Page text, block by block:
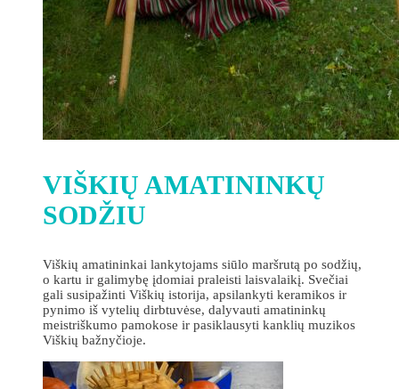
VIŠKIŲ AMATININKŲ
SODŽIU
Viškių amatininkai lankytojams siūlo maršrutą po sodžių,
o kartu ir galimybę įdomiai praleisti laisvalaikį. Svečiai
gali susipažinti Viškių istorija, apsilankyti keramikos ir
pynimo iš vytelių dirbtuvėse, dalyvauti amatininkų
meistriškumo pamokose ir pasiklausyti kanklių muzikos
Viškių bažnyčioje.